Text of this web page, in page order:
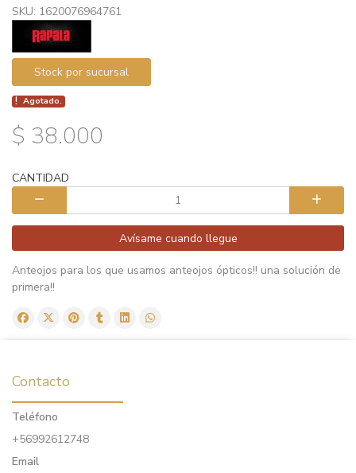
SKU: 1620076964761
Stock por sucursal
Agotado.
$ 38.000
CANTIDAD
Avísame cuando llegue
Anteojos para los que usamos anteojos ópticos!! una solución de
primera!!
Contacto
Teléfono
+56992612748
Email